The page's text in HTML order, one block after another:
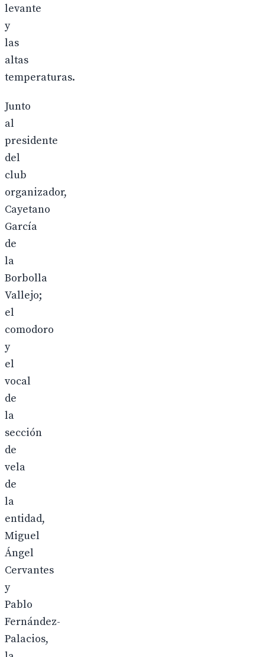
levante
y
las
altas
temperaturas.
Junto
al
presidente
del
club
organizador,
Cayetano
García
de
la
Borbolla
Vallejo;
el
comodoro
y
el
vocal
de
la
sección
de
vela
de
la
entidad,
Miguel
Ángel
Cervantes
y
Pablo
Fernández-
Palacios,